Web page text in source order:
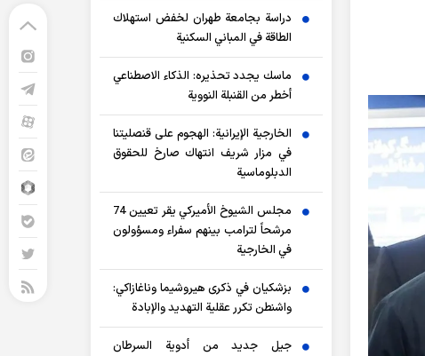
دراسة بجامعة طهران لخفض استهلاك
الطاقة في المباني السكنية
ماسك يجدد تحذيره: الذكاء الاصطناعي
أخطر من القنبلة النووية
الخارجية الإيرانية: الهجوم على قنصليتنا
في مزار شريف انتهاك صارخ للحقوق
الدبلوماسية
مجلس الشيوخ الأميركي يقر تعيين 74
مرشحاً لترامب بينهم سفراء ومسؤولون
في الخارجية
بزشكيان في ذكرى هيروشيما وناغازاكي:
واشنطن تكرر عقلية التهديد والإبادة
جيل جديد من أدوية السرطان